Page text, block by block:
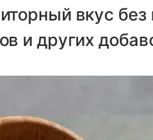
вкус без
и других